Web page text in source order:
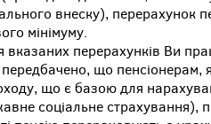
внеску), перерахунок
мінімуму.
вказаних перерахунків Ви
що пенсіонерам,
що є базою для
соціальне страхування),